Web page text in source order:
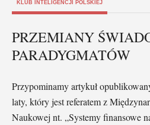
KLUB INTELIGENCJI POLSKIEJ
PRZEMIANY
PARADYGMATÓW
Przypominamy artykuł
laty, który jest referatem z
Naukowej nt. „Systemy finansowe